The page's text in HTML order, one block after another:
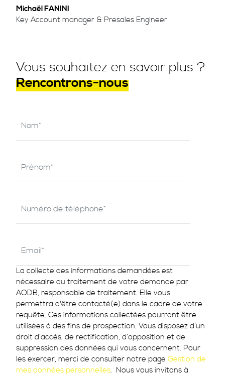
Michaël FANINI
Key Account manager & Presales Engineer
Vous souhaitez en savoir plus ?
Rencontrons-nous
La collecte des informations demandées est
nécessaire au traitement de votre demande par
AODB, responsable de traitement. Elle vous
permettra d'être contacté(e) dans le cadre de votre
requête. Ces informations collectées pourront être
utilisées à des fins de prospection. Vous disposez d’un
droit d’accès, de rectification, d’opposition et de
suppression des données qui vous concernent. Pour
les exercer, merci de consulter notre page Gestion de
mes données personnelles. Nous vous invitons à